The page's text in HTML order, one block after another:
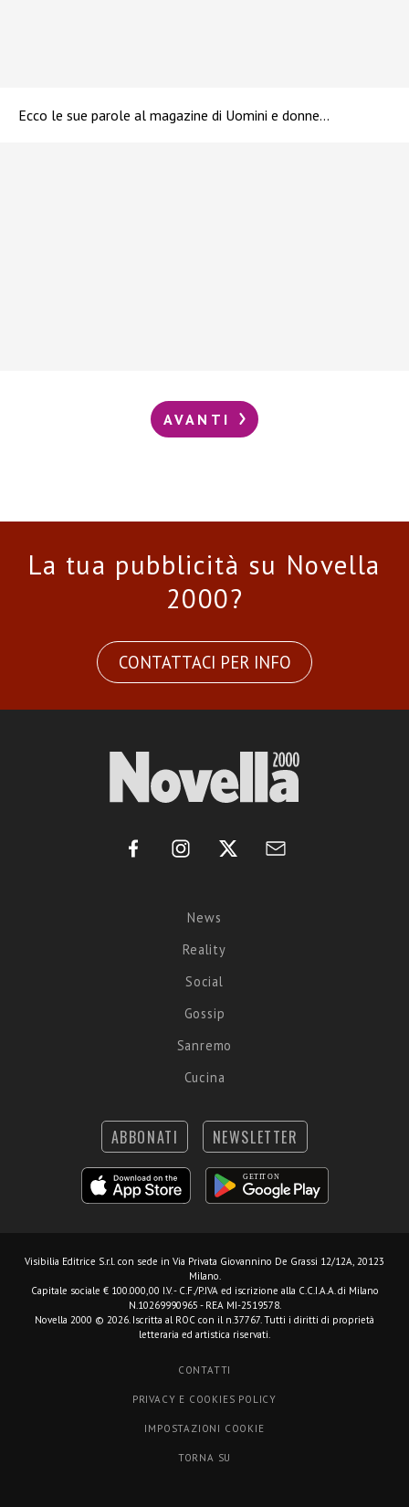
Ecco le sue parole al magazine di Uomini e donne…
AVANTI
La tua pubblicità su Novella
2000?
CONTATTACI PER INFO
News
Reality
Social
Gossip
Sanremo
Cucina
ABBONATI NEWSLETTER
Visibilia Editrice S.r.l. con sede in Via Privata Giovannino De Grassi 12/12A, 20123
Milano.
Capitale sociale € 100.000,00 I.V. - C.F./P.IVA ed iscrizione alla C.C.I.A.A. di Milano
N.10269990965 - REA MI-2519578.
Novella 2000 © 2026. Iscritta al ROC con il n.37767. Tutti i diritti di proprietà
letteraria ed artistica riservati.
CONTATTI
PRIVACY E COOKIES POLICY
IMPOSTAZIONI COOKIE
TORNA SU